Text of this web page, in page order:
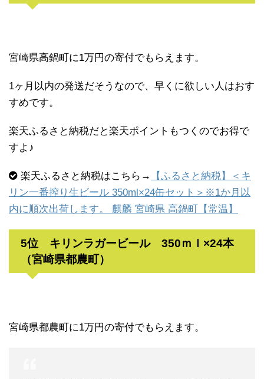
宮崎県高鍋町に1万円の寄付でもらえます。
1ヶ月以内の発送だそうなので、早くに欲しい人はおす
すめです。
楽天ふるさと納税だと楽天ポイントもつくのでお得で
すよ♪
楽天ふるさと納税はこちら→
【ふるさと納税】＜キ
リン一番搾り生ビール 350ml×24缶セット＞※1か月以
内に順次出荷します。 麒麟 宮崎県 高鍋町【常温】
5位 キリンラガービール 350ｍｌ×24本
（宮崎県都農町）
宮崎県都農町に1万円の寄付でもらえます。